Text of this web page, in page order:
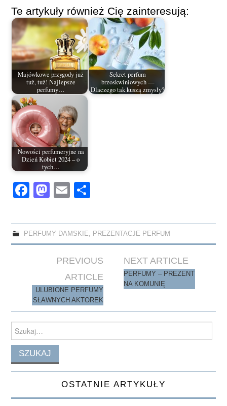
Te artykuły również Cię zainteresują:
Majówkowe przygody już
tuż, tuż! Najlepsze
perfumy…
Sekret perfum
brzoskwiniowych —
Dlaczego tak kuszą zmysły?
Nowości perfumeryjne na
Dzień Kobiet 2024 – o
tych…
Fa
bo
ok
M
to
do
n
E
ailre
PERFUMY DAMSKIE, PREZENTACJE PERFUM
navigation
PREVIOUS
ARTICLE
ULUBIONE PERFUMY
SŁAWNYCH AKTOREK
NEXT ARTICLE
PERFUMY – PREZENT
NA KOMUNIĘ
Search
for:
OSTATNIE ARTYKUŁY